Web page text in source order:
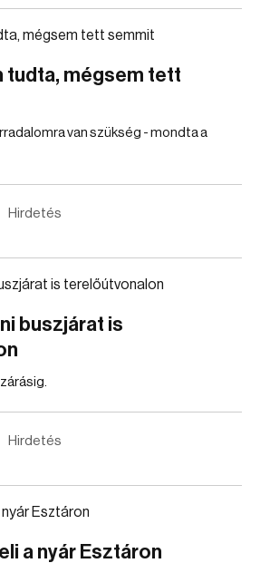
tudta, mégsem tett
van szükség - mondta a
Hirdetés
buszjárat is
Hirdetés
a nyár Esztáron